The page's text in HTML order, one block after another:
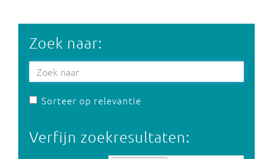
Zoek naar:
Sorteer op relevantie
Verfijn zoekresultaten: